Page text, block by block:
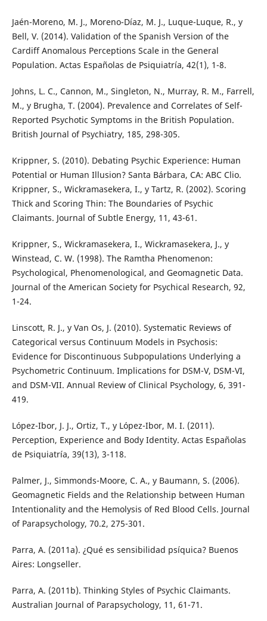
Jaén-Moreno, M. J., Moreno-Díaz, M. J., Luque-Luque, R., y
Bell, V. (2014). Validation of the Spanish Version of the
Cardiff Anomalous Perceptions Scale in the General
Population. Actas Españolas de Psiquiatría, 42(1), 1-8.
Johns, L. C., Cannon, M., Singleton, N., Murray, R. M., Farrell,
M., y Brugha, T. (2004). Prevalence and Correlates of Self-
Reported Psychotic Symptoms in the British Population.
British Journal of Psychiatry, 185, 298-305.
Krippner, S. (2010). Debating Psychic Experience: Human
Potential or Human Illusion? Santa Bárbara, CA: ABC Clio.
Krippner, S., Wickramasekera, I., y Tartz, R. (2002). Scoring
Thick and Scoring Thin: The Boundaries of Psychic
Claimants. Journal of Subtle Energy, 11, 43-61.
Krippner, S., Wickramasekera, I., Wickramasekera, J., y
Winstead, C. W. (1998). The Ramtha Phenomenon:
Psychological, Phenomenological, and Geomagnetic Data.
Journal of the American Society for Psychical Research, 92,
1-24.
Linscott, R. J., y Van Os, J. (2010). Systematic Reviews of
Categorical versus Continuum Models in Psychosis:
Evidence for Discontinuous Subpopulations Underlying a
Psychometric Continuum. Implications for DSM-V, DSM-VI,
and DSM-VII. Annual Review of Clinical Psychology, 6, 391-
419.
López-Ibor, J. J., Ortiz, T., y López-Ibor, M. I. (2011).
Perception, Experience and Body Identity. Actas Españolas
de Psiquiatría, 39(13), 3-118.
Palmer, J., Simmonds-Moore, C. A., y Baumann, S. (2006).
Geomagnetic Fields and the Relationship between Human
Intentionality and the Hemolysis of Red Blood Cells. Journal
of Parapsychology, 70.2, 275-301.
Parra, A. (2011a). ¿Qué es sensibilidad psíquica? Buenos
Aires: Longseller.
Parra, A. (2011b). Thinking Styles of Psychic Claimants.
Australian Journal of Parapsychology, 11, 61-71.